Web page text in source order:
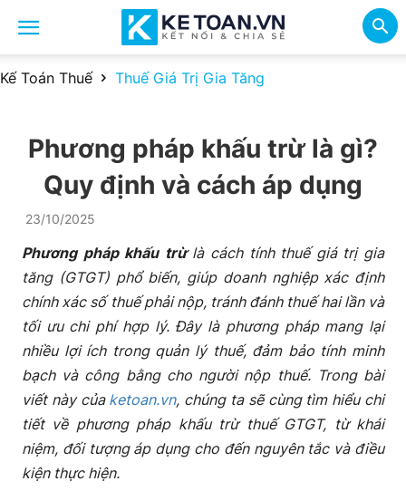
Kế Toán Thuế Thuế Giá Trị Gia Tăng
Phương pháp khấu trừ là gì?
Quy định và cách áp dụng
23/10/2025
Phương pháp khấu trừlà cách tính thuế giá trị gia
tăng (GTGT) phổ biến, giúp doanh nghiệp xác định
chính xác số thuế phải nộp, tránh đánh thuế hai lần và
tối ưu chi phí hợp lý. Đây là phương pháp mang lại
nhiều lợi ích trong quản lý thuế, đảm bảo tính minh
bạch và công bằng cho người nộp thuế. Trong bài
viết này của ketoan.vn, chúng ta sẽ cùng tìm hiểu chi
tiết về phương pháp khấu trừ thuế GTGT, từ khái
niệm, đối tượng áp dụng cho đến nguyên tắc và điều
kiện thực hiện.